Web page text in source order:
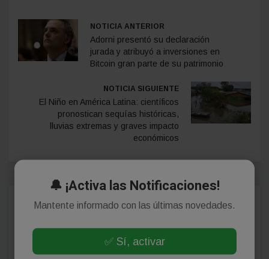
NOTICIA ANTERIOR
Adorni presentó su declaración
jurada y atribuyó a inversiones en
Bitcoin gran parte de su patrimonio
NOTICIA SIGUIENTE
El Niño en América Latina: científicos
pronostican sequías históricas,
lluvias extremas y graves impacto
económicos
Comentarios
🔔 ¡Activa las Notificaciones!
Mantente informado con las últimas novedades.
✅ Sí, activar